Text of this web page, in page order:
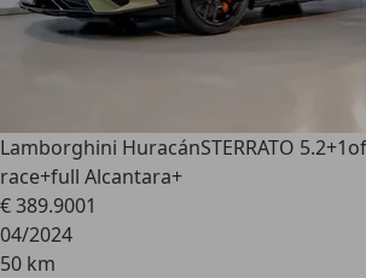
Lamborghini HuracánSTERRATO
race+full Alcantara+
€ 389.9001
04/2024
50 km